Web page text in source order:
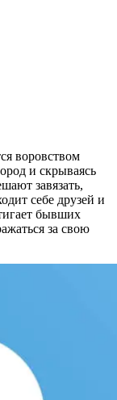
воровством
и скрываясь
завязать,
себе друзей и
бывших
за свою